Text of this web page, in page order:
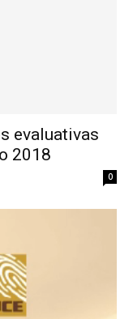
evaluativas
2018
0